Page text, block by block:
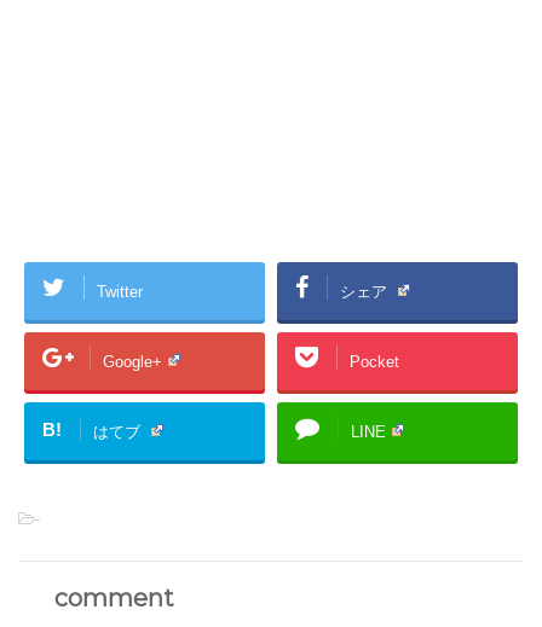
Twitter シェア
Google+ Pocket
B! はてブ LINE
-
comment